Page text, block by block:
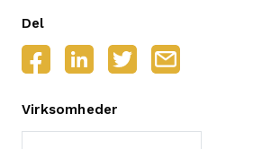
Del
Virksomheder